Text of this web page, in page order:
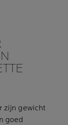
zijn gewicht
goed